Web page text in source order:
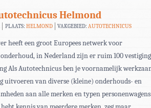
Helmond
PLAATS: HELMOND VAKGEBIED:AUTOTECHNICUS
heeft een groot Europees netwerk voor
in Nederland zijn er ruim 100
Als Autotechnicus ben je voornamelijk
uitvoeren van diverse (kleine) onderhouds- en
aan alle merken en typen